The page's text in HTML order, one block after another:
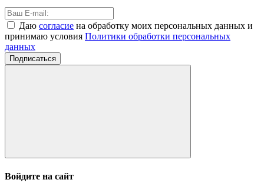
Даю согласие на обработку моих персональных данных и
принимаю условия Политики обработки персональных
данных
Подписаться
Войдите на сайт